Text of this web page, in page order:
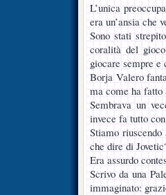
L’unica
era un’ansia che
Sono stati
coralità del
giocare sempre e
Borja Valero
ma come ha
Sembrava un
invece fa tutto
Stiamo
che dire di
Era assurdo
Scrivo da una
immaginato: